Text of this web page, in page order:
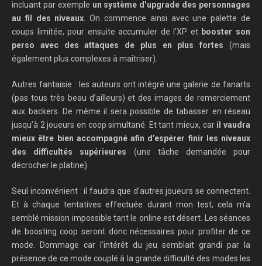
incluant par exemple un système d’upgrade des personnages
au fil des niveaux . On commence ainsi avec une palette de
coups limitée, pour ensuite accumuler de l’XP et booster son
perso avec des attaques de plus en plus fortes (mais
également plus complexes à maîtriser).
Autres fantaisie : les auteurs ont intégré une galerie de fanarts
(pas tous très beau d’ailleurs) et des images de remerciement
aux backers. De même il sera possible de tabasser en réseau
jusqu’à 2 joueurs en coop simultané. Et tant mieux, caril vaudra
mieux être bien accompagné afin d’espérer finir les niveaux
des difficultés supérieures (une tâche demandée pour
décrocher le platine).
Seul inconvénient : il faudra que d’autres joueurs se connectent.
Et à chaque tentatives effectuée durant mon test, cela m’a
semblé mission impossible tant le online est désert. Les séances
de boosting coop seront donc nécessaires pour profiter de ce
mode. Dommage car l’intérêt du jeu semblait grandi par la
présence de ce mode couplé à la grande difficulté des modes les